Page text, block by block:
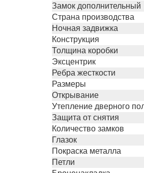
Замок дополнительный
Страна производства
Ночная задвижка
Конструкция
Толщина коробки
Эксцентрик
Ребра жесткости
Размеры
Открывание
Утепление дверного
Защита от снятия
Количество замков
Глазок
Покраска металла
Петли